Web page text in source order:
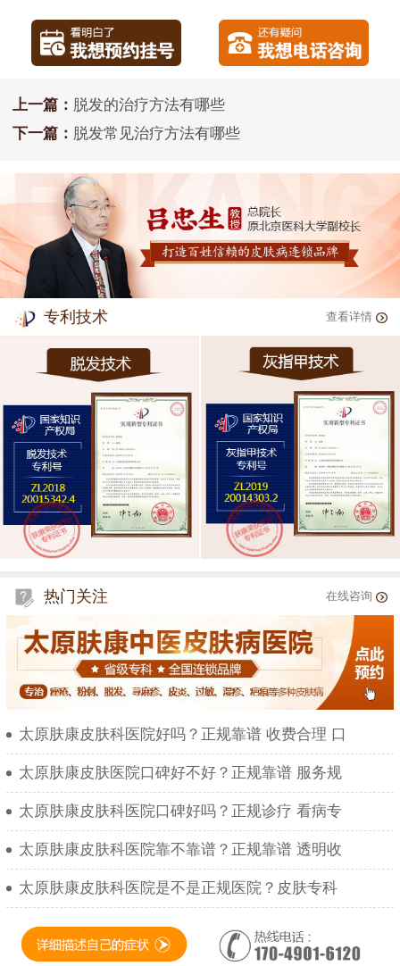
上一篇： 脱发的治疗方法有哪些
下一篇： 脱发常见治疗方法有哪些
专利技术 查看详情
热门关注 在线咨询
太原肤康皮肤科医院好吗？正规靠谱 收费合理 口
太原肤康皮肤医院口碑好不好？正规靠谱 服务规
太原肤康皮肤科医院口碑好吗？正规诊疗 看病专
太原肤康皮肤科医院靠不靠谱？正规靠谱 透明收
太原肤康皮肤科医院是不是正规医院？皮肤专科